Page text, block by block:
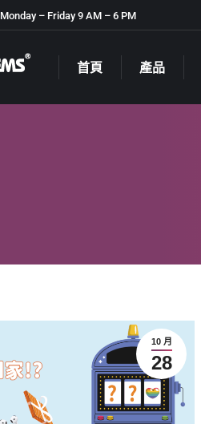
Monday – Friday 9 AM – 6 PM
首頁 產品
10 月
28